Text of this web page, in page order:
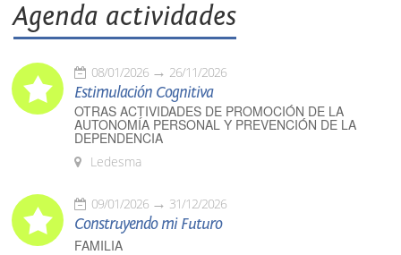
Agenda actividades
08/01/2026 26/11/2026
Estimulación Cognitiva
OTRAS ACTIVIDADES DE PROMOCIÓN DE LA
AUTONOMÍA PERSONAL Y PREVENCIÓN DE LA
DEPENDENCIA
Ledesma
09/01/2026 31/12/2026
Construyendo mi Futuro
FAMILIA